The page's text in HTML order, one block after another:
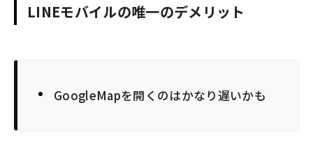
LINEモバイルの唯一のデメリット
GoogleMapを開くのはかなり遅いかも